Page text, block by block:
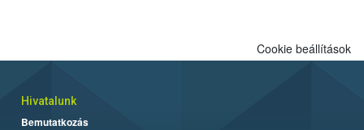
Cookie beállítások
Hivatalunk
Bemutatkozás